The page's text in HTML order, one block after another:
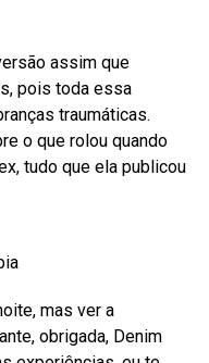
assim que
pois toda essa
traumáticas.
o que rolou quando
tudo que ela publicou
mas ver a
obrigada, Denim